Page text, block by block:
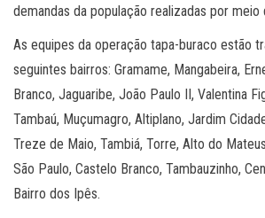
demandas da população realizadas por meio
As equipes da operação tapa-buraco estão
seguintes bairros: Gramame, Mangabeira,
Branco, Jaguaribe, João Paulo II, Valentina
Tambaú, Muçumagro, Altiplano, Jardim
Treze de Maio, Tambiá, Torre, Alto do
São Paulo, Castelo Branco, Tambauzinho,
Bairro dos Ipês.